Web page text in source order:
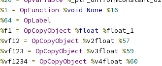
%1 = OpFunction %void None %16
%64 = OpLabel
%f1 = OpCopyObject %float %float_1
%vf12 = OpCopyObject %v2float %57
%vf123 = OpCopyObject %v3float %59
%vf1234 = OpCopyObject %v4float %60